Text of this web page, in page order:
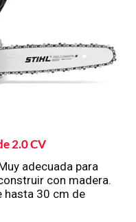
2.0 CV
adecuada para
con madera.
hasta 30 cm de